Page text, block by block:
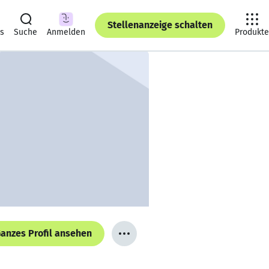
Suche Anmelden
Stellenanzeige schalten
Produkte
Profil ansehen